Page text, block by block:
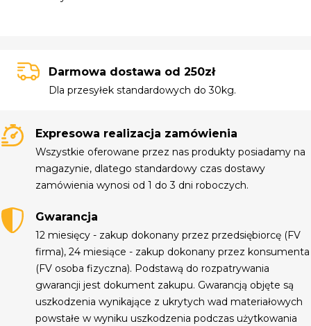
Darmowa dostawa od 250zł
Dla przesyłek standardowych do 30kg.
Expresowa realizacja zamówienia
Wszystkie oferowane przez nas produkty posiadamy na
magazynie, dlatego standardowy czas dostawy
zamówienia wynosi od 1 do 3 dni roboczych.
Gwarancja
12 miesięcy - zakup dokonany przez przedsiębiorcę (FV
firma), 24 miesiące - zakup dokonany przez konsumenta
(FV osoba fizyczna). Podstawą do rozpatrywania
gwarancji jest dokument zakupu. Gwarancją objęte są
uszkodzenia wynikające z ukrytych wad materiałowych
powstałe w wyniku uszkodzenia podczas użytkowania